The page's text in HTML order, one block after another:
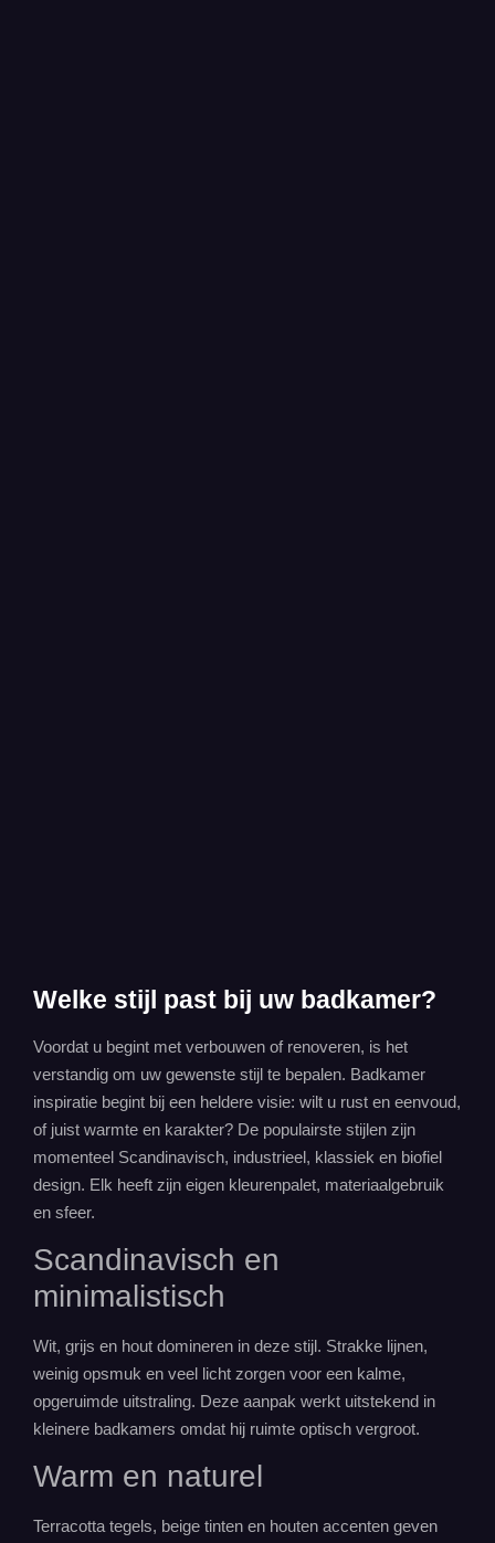
Welke stijl past bij uw badkamer?
Voordat u begint met verbouwen of renoveren, is het
verstandig om uw gewenste stijl te bepalen. Badkamer
inspiratie begint bij een heldere visie: wilt u rust en eenvoud,
of juist warmte en karakter? De populairste stijlen zijn
momenteel Scandinavisch, industrieel, klassiek en biofiel
design. Elk heeft zijn eigen kleurenpalet, materiaalgebruik
en sfeer.
Scandinavisch en
minimalistisch
Wit, grijs en hout domineren in deze stijl. Strakke lijnen,
weinig opsmuk en veel licht zorgen voor een kalme,
opgeruimde uitstraling. Deze aanpak werkt uitstekend in
kleinere badkamers omdat hij ruimte optisch vergroot.
Warm en naturel
Terracotta tegels, beige tinten en houten accenten geven